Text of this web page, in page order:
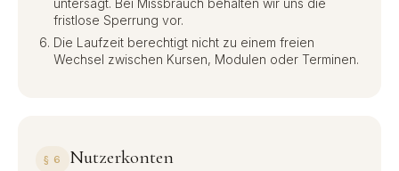
untersagt. Bei Missbrauch behalten wir uns die
fristlose Sperrung vor.
Die Laufzeit berechtigt nicht zu einem freien
Wechsel zwischen Kursen, Modulen oder Terminen.
§ 6 Nutzerkonten